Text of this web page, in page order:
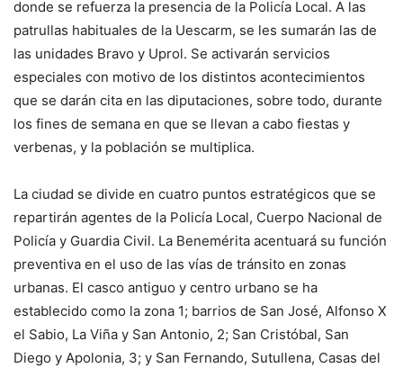
donde se refuerza la presencia de la Policía Local. A las
patrullas habituales de la Uescarm, se les sumarán las de
las unidades Bravo y Uprol. Se activarán servicios
especiales con motivo de los distintos acontecimientos
que se darán cita en las diputaciones, sobre todo, durante
los fines de semana en que se llevan a cabo fiestas y
verbenas, y la población se multiplica.
La ciudad se divide en cuatro puntos estratégicos que se
repartirán agentes de la Policía Local, Cuerpo Nacional de
Policía y Guardia Civil. La Benemérita acentuará su función
preventiva en el uso de las vías de tránsito en zonas
urbanas. El casco antiguo y centro urbano se ha
establecido como la zona 1; barrios de San José, Alfonso X
el Sabio, La Viña y San Antonio, 2; San Cristóbal, San
Diego y Apolonia, 3; y San Fernando, Sutullena, Casas del